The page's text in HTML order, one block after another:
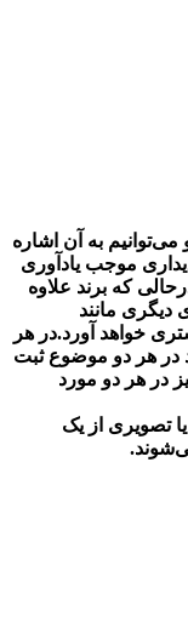
می‌توانیم به آن اشاره
موجب یادآوری
که برند علاوه
دیگری مانند
خواهد آورد.در هر
در هر دو موضوع ثبت
در هر دو مورد
تصویری از یک